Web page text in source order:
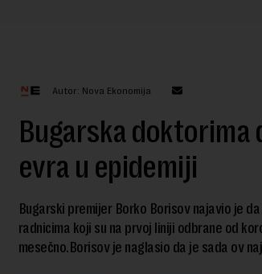
Autor: Nova Ekonomija
Bugarska
evra u epidemiji
Bugarski premijer Borko Borisov najavio je
radnicima koji su na prvoj liniji odbrane od
mesečno.Borisov je naglasio da je sada ov